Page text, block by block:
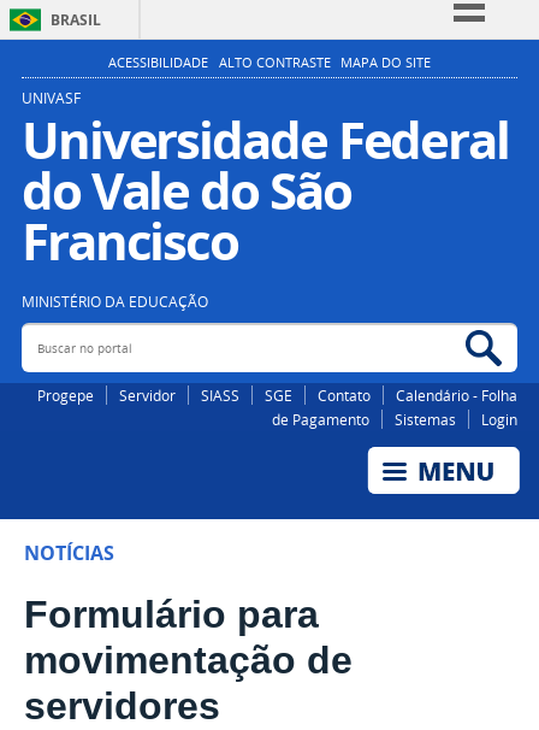
BRASIL
Simplifique!
Participe
Acesso à informação
Legislação
ACESSIBILIDADE ALTO CONTRASTE MAPA DO SITE
UNIVASF
Universidade Federal
do Vale do São
Francisco
MINISTÉRIO DA EDUCAÇÃO
Buscar no portal
Progepe Servidor SIASS SGE Contato
Calendário - Folha
de Pagamento
Sistemas Login
NOTÍCIAS
Formulário para
movimentação de
servidores